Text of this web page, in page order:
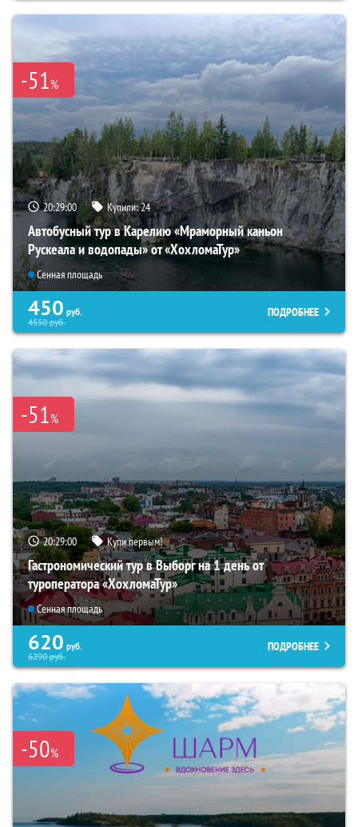
-51%
20:28:59 Купили:24
Автобусный тур в Карелию «Мраморный каньон
Рускеала и водопады» от «ХохломаТур»
Сенная площадь
450 руб.
4550руб.
ПОДРОБНЕЕ
-51%
20:28:59 Купи первым!
Гастрономический тур в Выборг на 1 день от
туроператора «ХохломаТур»
Сенная площадь
620 руб.
6290руб.
ПОДРОБНЕЕ
-50%